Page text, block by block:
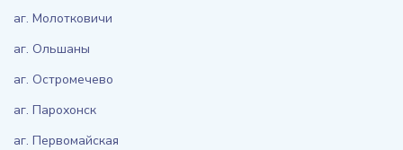
аг. Молотковичи
аг. Ольшаны
аг. Остромечево
аг. Парохонск
аг. Первомайская